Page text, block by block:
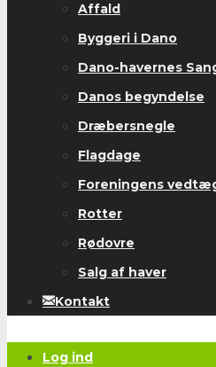
Affald
Byggeri i Dano
Dano-havernes
Danos begyndelse
Dræbersnegle
Flagdage
Foreningens
Rotter
Rødovre
Salg af haver
Kontakt
Log ind